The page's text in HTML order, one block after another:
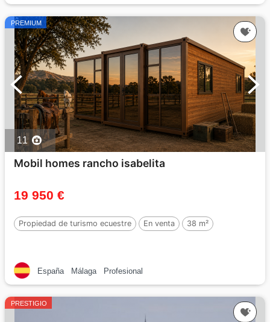
PREMIUM
11
Mobil homes rancho isabelita
19 950 €
Propiedad de turismo ecuestre En venta 38 m²
España Málaga Profesional
PRESTIGIO